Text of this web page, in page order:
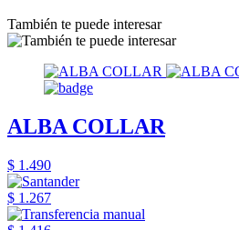
También te puede interesar
ALBA COLLAR
$ 1.490
$ 1.267